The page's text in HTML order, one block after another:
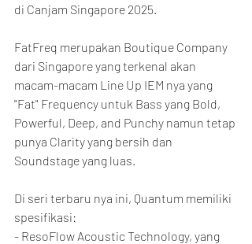
di Canjam Singapore 2025.
FatFreq merupakan Boutique Company
dari Singapore yang terkenal akan
macam-macam Line Up IEM nya yang
"Fat" Frequency untuk Bass yang Bold,
Powerful, Deep, and Punchy namun tetap
punya Clarity yang bersih dan
Soundstage yang luas.
Di seri terbaru nya ini, Quantum memiliki
spesifikasi:
- ResoFlow Acoustic Technology, yang